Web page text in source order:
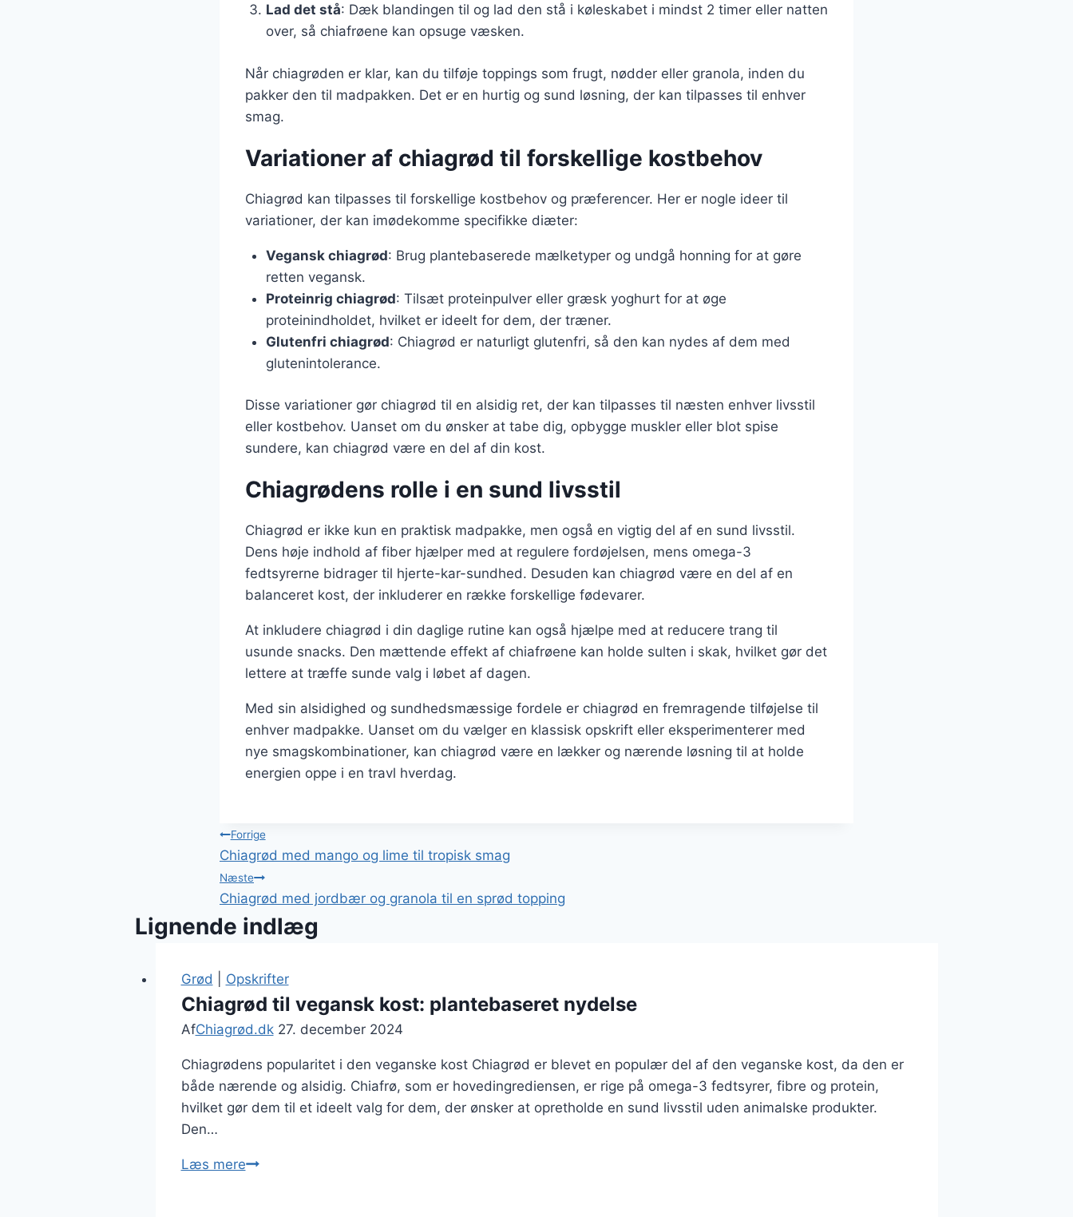
Lad det stå: Dæk blandingen til og lad den stå i køleskabet i mindst 2 timer eller natten
over, så chiafrøene kan opsuge væsken.
Når chiagrøden er klar, kan du tilføje toppings som frugt, nødder eller granola, inden du
pakker den til madpakken. Det er en hurtig og sund løsning, der kan tilpasses til enhver
smag.
Variationer af chiagrød til forskellige kostbehov
Chiagrød kan tilpasses til forskellige kostbehov og præferencer. Her er nogle ideer til
variationer, der kan imødekomme specifikke diæter:
Vegansk chiagrød: Brug plantebaserede mælketyper og undgå honning for at gøre
retten vegansk.
Proteinrig chiagrød: Tilsæt proteinpulver eller græsk yoghurt for at øge
proteinindholdet, hvilket er ideelt for dem, der træner.
Glutenfri chiagrød: Chiagrød er naturligt glutenfri, så den kan nydes af dem med
glutenintolerance.
Disse variationer gør chiagrød til en alsidig ret, der kan tilpasses til næsten enhver livsstil
eller kostbehov. Uanset om du ønsker at tabe dig, opbygge muskler eller blot spise
sundere, kan chiagrød være en del af din kost.
Chiagrødens rolle i en sund livsstil
Chiagrød er ikke kun en praktisk madpakke, men også en vigtig del af en sund livsstil.
Dens høje indhold af fiber hjælper med at regulere fordøjelsen, mens omega-3
fedtsyrerne bidrager til hjerte-kar-sundhed. Desuden kan chiagrød være en del af en
balanceret kost, der inkluderer en række forskellige fødevarer.
At inkludere chiagrød i din daglige rutine kan også hjælpe med at reducere trang til
usunde snacks. Den mættende effekt af chiafrøene kan holde sulten i skak, hvilket gør det
lettere at træffe sunde valg i løbet af dagen.
Med sin alsidighed og sundhedsmæssige fordele er chiagrød en fremragende tilføjelse til
enhver madpakke. Uanset om du vælger en klassisk opskrift eller eksperimenterer med
nye smagskombinationer, kan chiagrød være en lækker og nærende løsning til at holde
energien oppe i en travl hverdag.
Indlægsnavigation
Forrige
Chiagrød med mango og lime til tropisk smag
Næste
Chiagrød med jordbær og granola til en sprød topping
Lignende indlæg
Grød Opskrifter
Chiagrød til vegansk kost: plantebaseret nydelse
AfChiagrød.dk 27. december 2024
Chiagrødens popularitet i den veganske kost Chiagrød er blevet en populær del af den veganske kost, da den er
både nærende og alsidig. Chiafrø, som er hovedingrediensen, er rige på omega-3 fedtsyrer, fibre og protein,
hvilket gør dem til et ideelt valg for dem, der ønsker at opretholde en sund livsstil uden animalske produkter.
Den…
Læs mereChiagrød